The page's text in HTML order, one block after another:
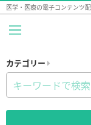
医学・医療の電子コンテンツ
カテゴリー